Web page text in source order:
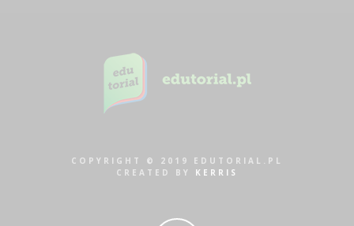
COPYRIGHT © 2019 EDUTORIAL.PL
CREATED BY KERRIS